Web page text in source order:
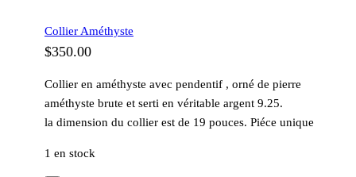
Collier Améthyste
$350.00
Collier en améthyste avec pendentif , orné de pierre
améthyste brute et serti en véritable argent 9.25.
la dimension du collier est de 19 pouces. Piéce unique
1 en stock